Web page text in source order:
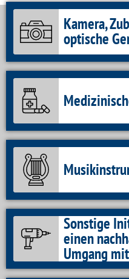
Kamera,
optische
Sonstige
einen
Umgang mit